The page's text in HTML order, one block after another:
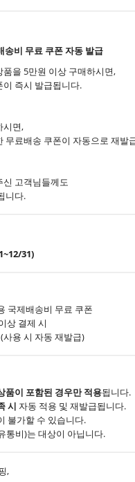
송비 무료 쿠폰 자동 발급
을 5만원 이상 구매하시면,
즉시 발급됩니다.
시면,
무료배송 쿠폰이 자동으로 재발
신 고객님들께도
니다.
31)
국제배송비 무료 쿠폰
상 결제 시
사용 시 자동 재발급)
품이 포함된 경우만 적용됩니다.
시 자동 적용 및 재발급됩니다.
불가할 수 있습니다.
통비)는 대상이 아닙니다.
,